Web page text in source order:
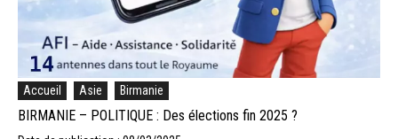
Accueil Asie Birmanie
BIRMANIE – POLITIQUE : Des élections fin 2025 ?